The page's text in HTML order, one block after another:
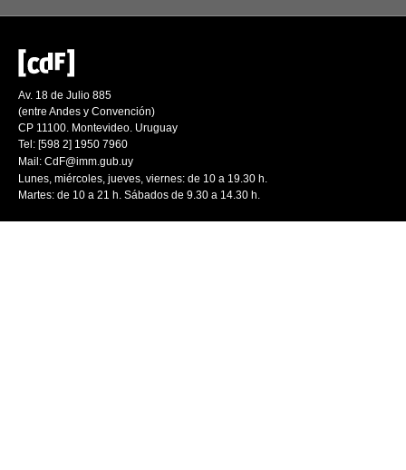
Av. 18 de Julio 885
(entre Andes y Convención)
CP 11100. Montevideo. Uruguay
Tel: [598 2] 1950 7960
Mail: CdF@imm.gub.uy
Lunes, miércoles, jueves, viernes: de 10 a 19.30 h.
Martes: de 10 a 21 h. Sábados de 9.30 a 14.30 h.